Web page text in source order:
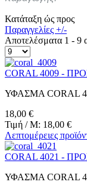
Κατάταξη ώς προς
Παραγγελίες +/-
Αποτελέσματα 1 - 9
CORAL 4009 -
ΥΦΑΣΜΑ CORAL
18,00 €
Τιμή / M: 18,00 €
Λεπτομέρειες
CORAL 4021 -
ΥΦΑΣΜΑ CORAL